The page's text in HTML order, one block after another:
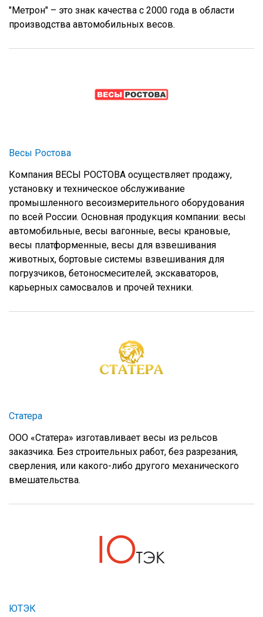
"Метрон" – это знак качества с 2000 года в области
производства автомобильных весов.
Весы Ростова
Компания ВЕСЫ РОСТОВА осуществляет продажу,
установку и техническое обслуживание
промышленного весоизмерительного оборудования
по всей России. Основная продукция компании: весы
автомобильные, весы вагонные, весы крановые,
весы платформенные, весы для взвешивания
животных, бортовые системы взвешивания для
погрузчиков, бетоносмесителей, экскаваторов,
карьерных самосвалов и прочей техники.
Статера
ООО «Статера» изготавливает весы из рельсов
заказчика. Без строительных работ, без разрезания,
сверления, или какого-либо другого механического
вмешательства.
ЮТЭК